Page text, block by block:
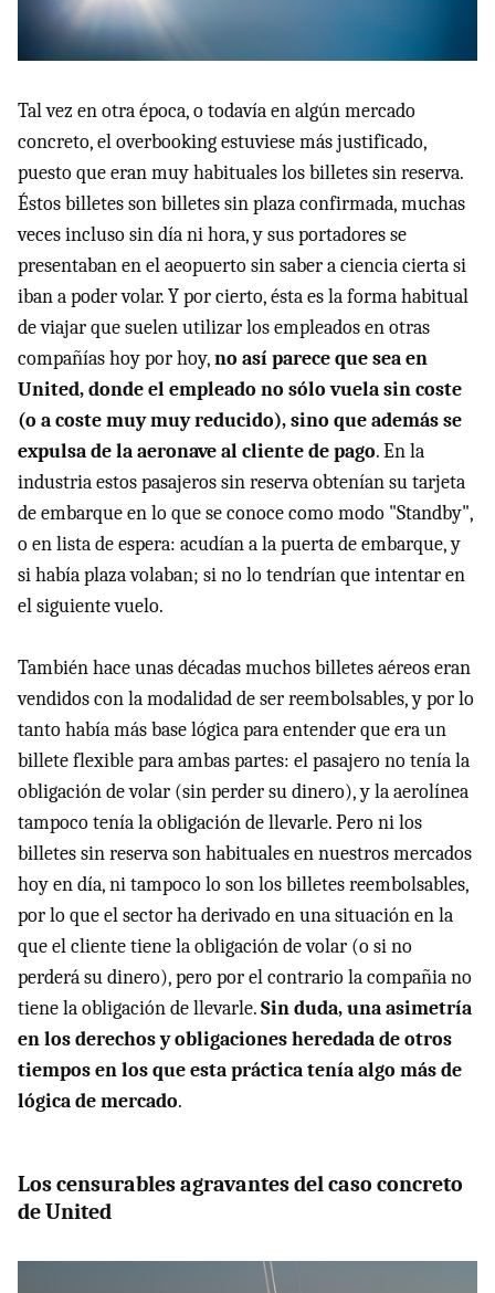
Tal vez en otra época, o todavía en algún mercado
concreto, el overbooking estuviese más justificado,
puesto que eran muy habituales los billetes sin reserva.
Éstos billetes son billetes sin plaza confirmada, muchas
veces incluso sin día ni hora, y sus portadores se
presentaban en el aeopuerto sin saber a ciencia cierta si
iban a poder volar. Y por cierto, ésta es la forma habitual
de viajar que suelen utilizar los empleados en otras
compañías hoy por hoy,no así parece que sea en
United, donde el empleado no sólo vuela sin coste
(o a coste muy muy reducido), sino que además se
expulsa de la aeronave al cliente de pago. En la
industria estos pasajeros sin reserva obtenían su tarjeta
de embarque en lo que se conoce como modo "Standby",
o en lista de espera: acudían a la puerta de embarque, y
si había plaza volaban; si no lo tendrían que intentar en
el siguiente vuelo.
También hace unas décadas muchos billetes aéreos eran
vendidos con la modalidad de ser reembolsables, y por lo
tanto había más base lógica para entender que era un
billete flexible para ambas partes: el pasajero no tenía la
obligación de volar (sin perder su dinero), y la aerolínea
tampoco tenía la obligación de llevarle. Pero ni los
billetes sin reserva son habituales en nuestros mercados
hoy en día, ni tampoco lo son los billetes reembolsables,
por lo que el sector ha derivado en una situación en la
que el cliente tiene la obligación de volar (o si no
perderá su dinero), pero por el contrario la compañia no
tiene la obligación de llevarle.Sin duda, una asimetría
en los derechos y obligaciones heredada de otros
tiempos en los que esta práctica tenía algo más de
lógica de mercado.
Los censurables agravantes del caso concreto
de United